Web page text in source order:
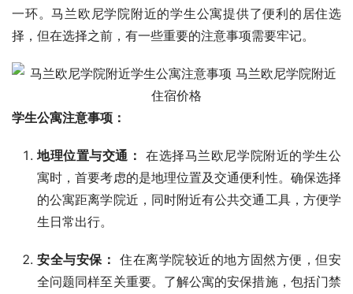
一环。马兰欧尼学院附近的学生公寓提供了便利的居住选
择，但在选择之前，有一些重要的注意事项需要牢记。
学生公寓注意事项：
地理位置与交通： 在选择马兰欧尼学院附近的学生公
寓时，首要考虑的是地理位置及交通便利性。确保选择
的公寓距离学院近，同时附近有公共交通工具，方便学
生日常出行。
安全与安保： 住在离学院较近的地方固然方便，但安
全问题同样至关重要。了解公寓的安保措施，包括门禁